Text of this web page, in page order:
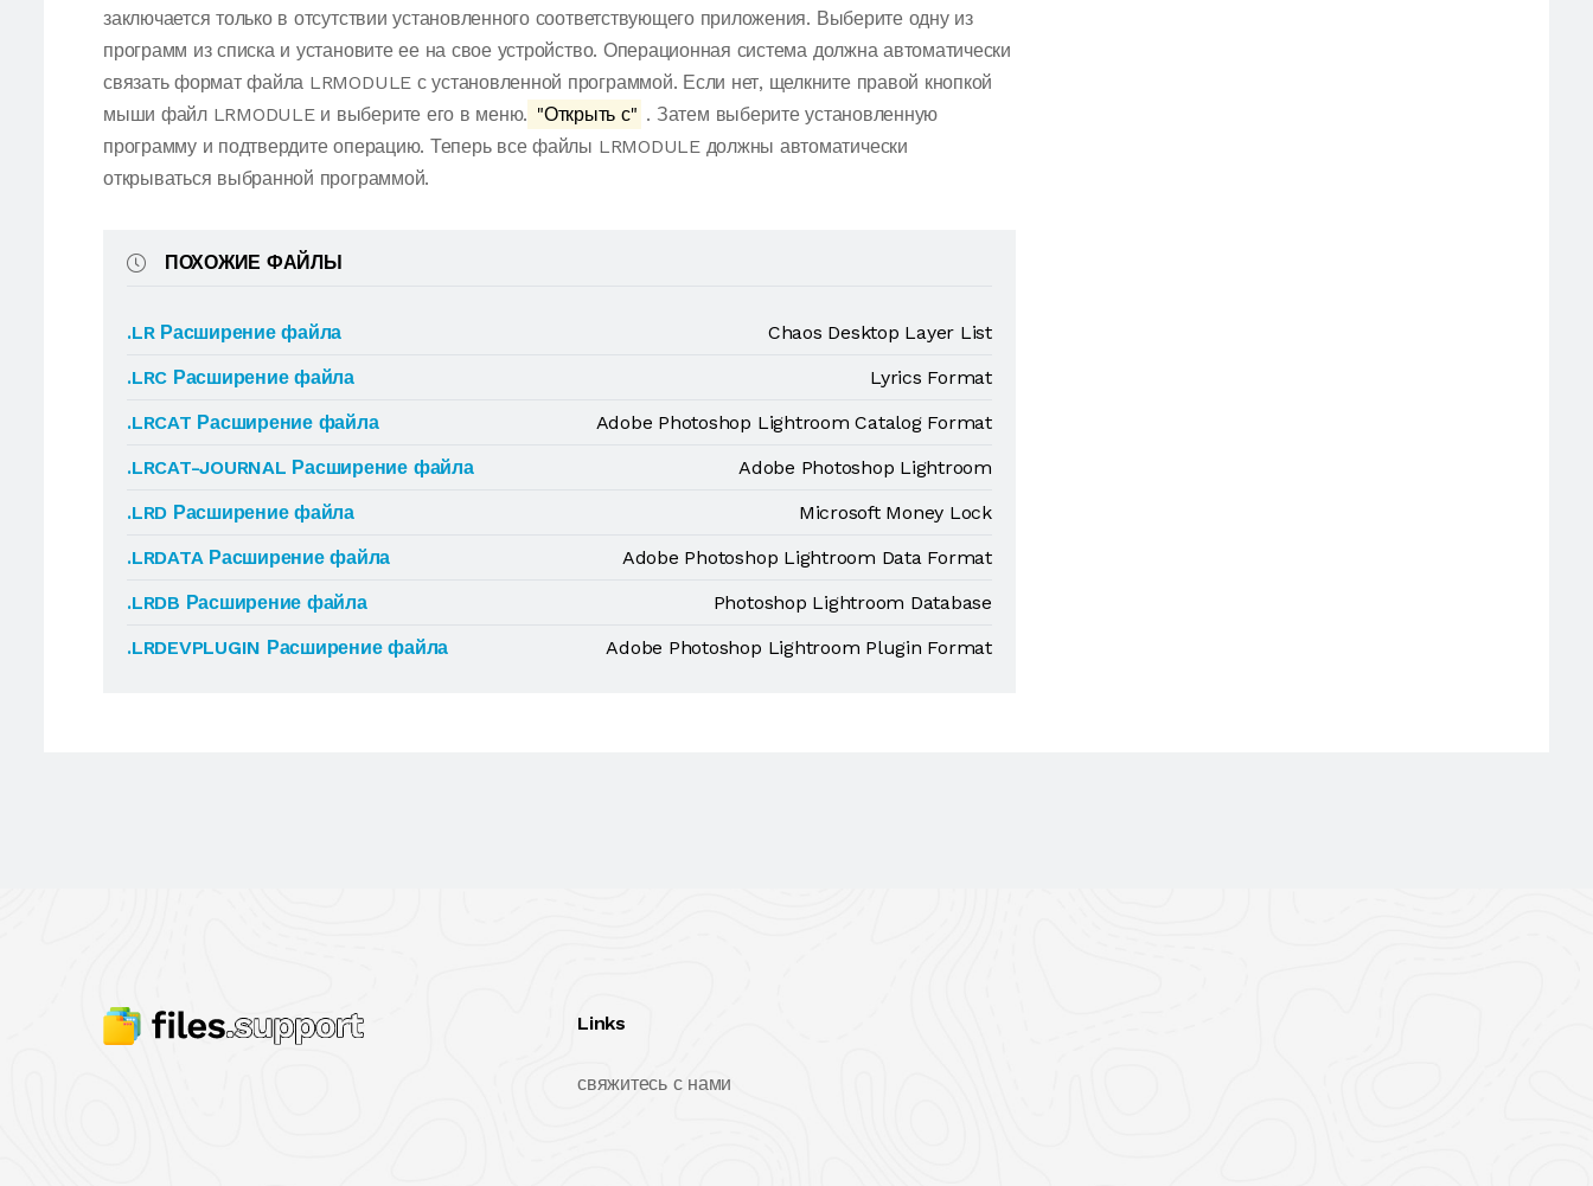
заключается только в отсутствии установленного соответствующего приложения. Выберите одну из
программ из списка и установите ее на свое устройство. Операционная система должна автоматически
связать формат файла LRMODULE с установленной программой. Если нет, щелкните правой кнопкой
мыши файл LRMODULE и выберите его в меню. "Открыть с" . Затем выберите установленную
программу и подтвердите операцию. Теперь все файлы LRMODULE должны автоматически
открываться выбранной программой.
ПОХОЖИЕ ФАЙЛЫ
.LR Расширение файла
Chaos Desktop Layer List
.LRC Расширение файла
Lyrics Format
.LRCAT Расширение файла
Adobe Photoshop Lightroom Catalog Format
.LRCAT-JOURNAL Расширение файла
Adobe Photoshop Lightroom
.LRD Расширение файла
Microsoft Money Lock
.LRDATA Расширение файла
Adobe Photoshop Lightroom Data Format
.LRDB Расширение файла
Photoshop Lightroom Database
.LRDEVPLUGIN Расширение файла
Adobe Photoshop Lightroom Plugin Format
Links
свяжитесь с нами